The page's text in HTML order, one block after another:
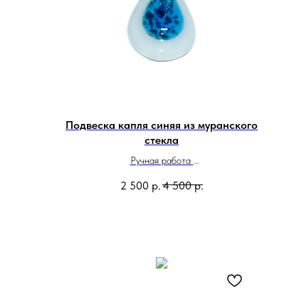
Подвеска капля синяя из муранского
стекла
Ручная работа
2 500 р.4 500 р.